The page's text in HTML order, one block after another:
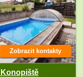
Konopiště
Zobrazit kontakty